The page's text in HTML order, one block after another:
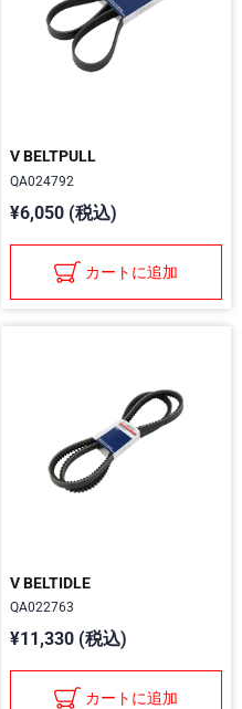
V BELTPULL
QA024792
¥6,050 (税込)
カートに追加
V BELTIDLE
QA022763
¥11,330 (税込)
カートに追加